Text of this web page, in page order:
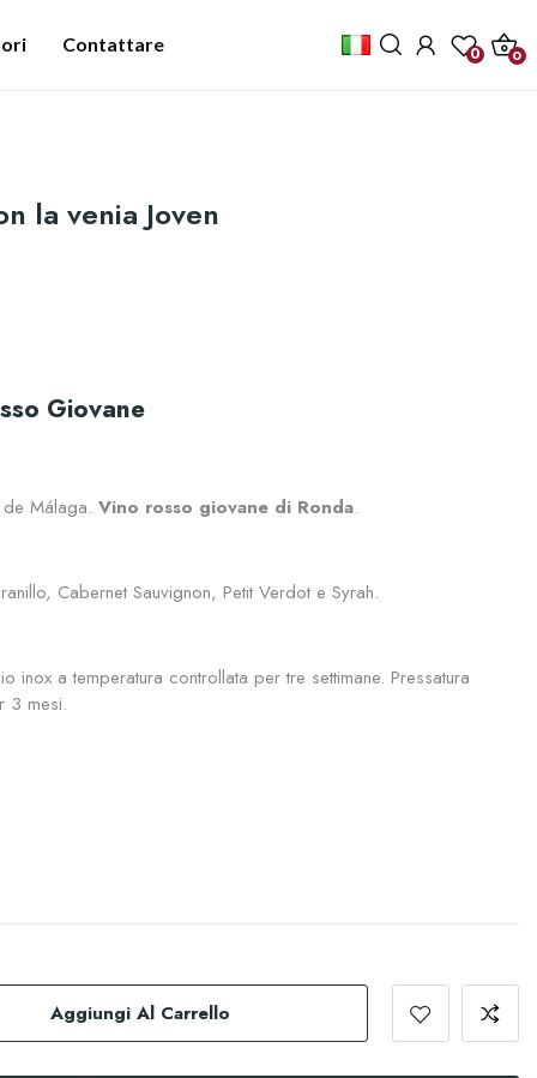
Contattare 0 0
la venia Joven
Giovane
Málaga. Vino rosso giovane di Ronda.
Cabernet Sauvignon, Petit Verdot e Syrah.
inox a temperatura controllata per tre settimane. Pressatura
3 mesi.
Aggiungi Al Carrello